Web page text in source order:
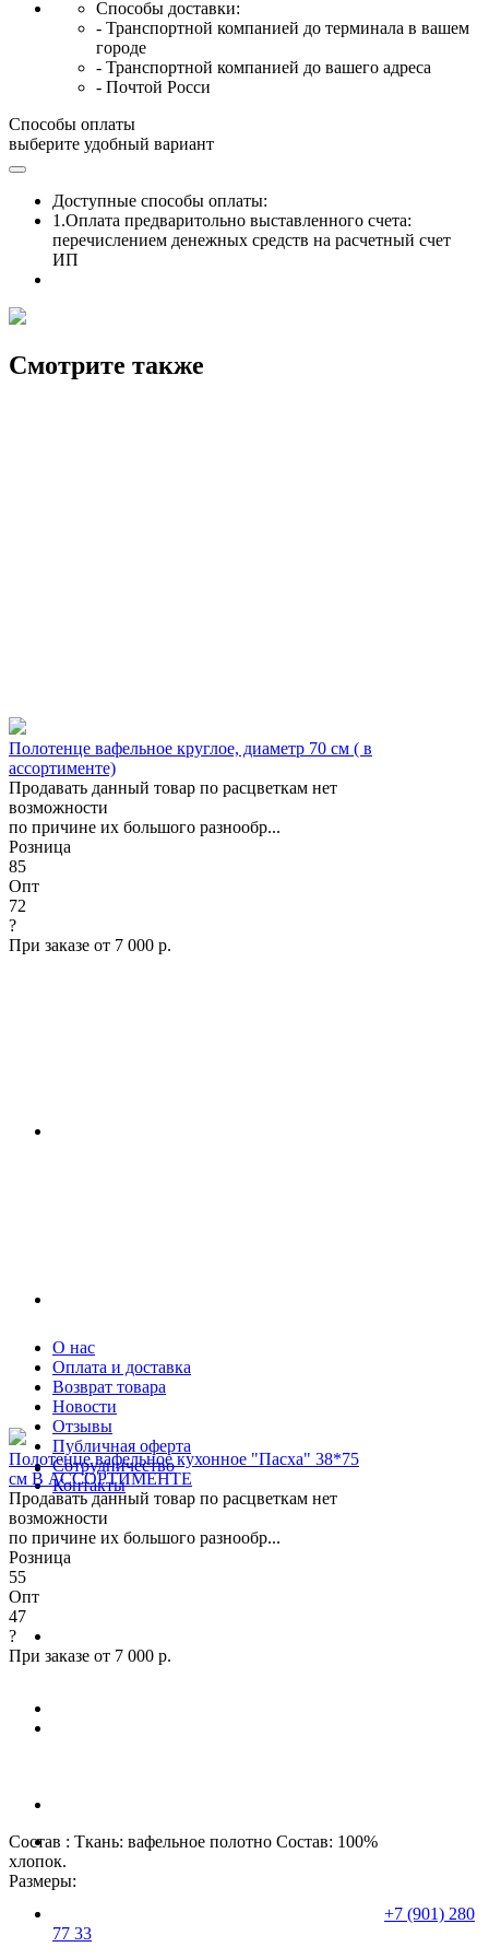
Способы доставки:
- Транспортной компанией до терминала в вашем
городе
- Транспортной компанией до вашего адреса
- Почтой Росси
Способы оплаты
выберите удобный вариант
Доступные способы оплаты:
1.Оплата предваритольно выставленного счета:
перечислением денежных средств на расчетный счет
ИП
Смотрите также
Полотенце вафельное круглое, диаметр 70 см ( в
ассортименте)
Продавать данный товар по расцветкам нет
возможности
по причине их большого разнообр...
Розница
85
Опт
72
?
При заказе от 7 000 р.
Состав : Ткань: вафельное полотно Состав: 100%
хлопок.
Размеры:
Полотенце вафельное кухонное "Пасха" 38*75
см В АССОРТИМЕНТЕ
Продавать данный товар по расцветкам нет
возможности
по причине их большого разнообр...
Розница
55
Опт
47
?
При заказе от 7 000 р.
О нас
Оплата и доставка
Возврат товара
Новости
Отзывы
Публичная оферта
Сотрудничество
Контакты
+7 (901) 280
77 33